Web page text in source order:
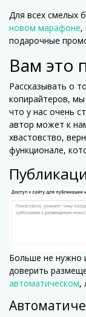
Для всех смелых
новом марафоне,
подарочные
Вам это
Рассказывать о
копирайтеров,
что у нас очень
автор может к
хвастовство,
функционале,
Больше не нужно
доверить
автоматическом,